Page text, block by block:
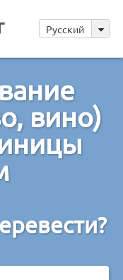
Русский
вино)